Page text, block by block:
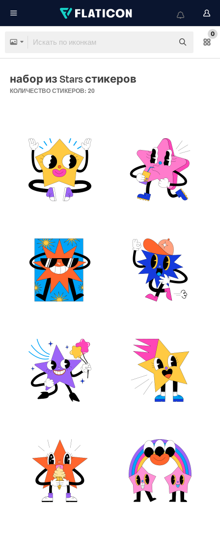
0
набор из Stars стикеров
КОЛИЧЕСТВО СТИКЕРОВ: 20